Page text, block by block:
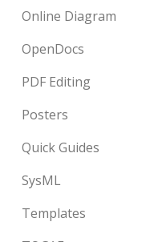
Online Diagram
OpenDocs
PDF Editing
Posters
Quick Guides
SysML
Templates